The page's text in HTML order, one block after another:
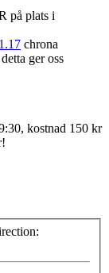
på plats i
chrona
ger oss
kostnad 150 kr